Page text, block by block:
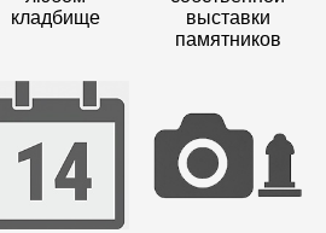
кладбище
выставки
памятников